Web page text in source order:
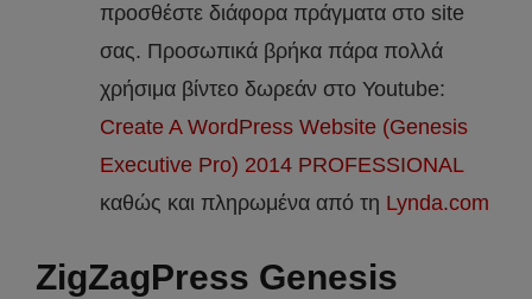
προσθέστε διάφορα πράγματα στο site
σας. Προσωπικά βρήκα πάρα πολλά
χρήσιμα βίντεο δωρεάν στο Youtube:
Create A WordPress Website (Genesis
Executive Pro) 2014 PROFESSIONAL
καθώς και πληρωμένα από τη Lynda.com
ZigZagPress Genesis